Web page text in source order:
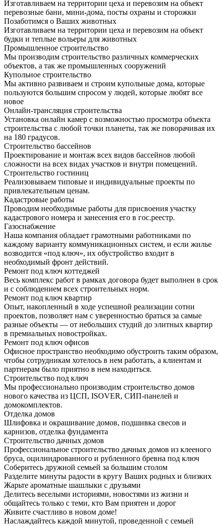
Изготавливаем на территории цеха и перевозим на объект
перевозные бани, мини-дома, посты охраны и сторожки
Позаботимся о Ваших животных
Изготавливаем на территории цеха и перевозим на объект
будки и теплые вольеры для животных
Промышленное строительство
Мы производим строительство различных коммерческих
объектов, а так же промышленных сооружений
Купольное строительство
Мы активно развиваем и строим купольные дома, которые
пользуются большим спросом у людей, которые любят все
новое
Онлайн-трансляция строительства
Установка онлайн камер с возможностью просмотра объекта
строительства с любой точки планеты, так же поворачивая их
на 180 градусов.
Строительство бассейнов
Проектирование и монтаж всех видов бассейнов любой
сложности на всех видах участков и внутри помещений.
Строительство гостиниц
Реализовываем типовые и индивидуальные проекты по
привлекательным ценам.
Кадастровые работы
Проводим необходимые работы для присвоения участку
кадастрового номера и занесения его в гос.реестр.
Газоснабжение
Наша компания обладает грамотными работниками по
каждому варианту коммуникационных систем, и если жилье
возводится «под ключ», их обустройство входит в
необходимый фронт действий.
Ремонт под ключ коттеджей
Весь комплекс работ в рамках договора будет выполнен в срок
и с соблюдением всех строительных норм.
Ремонт под ключ квартир
Опыт, накопленный в ходе успешной реализации сотни
проектов, позволяет нам с уверенностью браться за самые
разные объекты — от небольших студий до элитных квартир
в премиальных новостройках.
Ремонт под ключ офисов
Офисное пространство необходимо обустроить таким образом,
чтобы сотрудникам хотелось в нем работать, а клиентам и
партнерам было приятно в нем находиться.
Строительство под ключ
Мы профессионально производим строительство домов
нового качества из ЦСП, ISOVER, СИП-панелей и
домокомплектов.
Отделка домов
Шлифовка и окрашивание домов, подшивка свесов и
карнизов, отделка фундамента
Строительство дачных домов
Профессиональное строительство дачных домов из клееного
бруса, оцилиндрованного и рубленного бревна под ключ
Соберитесь дружной семьей за большим столом
Разделите минуты радости в кругу Ваших родных и близких
Жарьте ароматные шашлыки с друзьями
Делитесь веселыми историями, новостями из жизни и
общайтесь только с теми, кто Вам приятен и дорог
Живите счастливо в новом доме!
Наслаждайтесь каждой минутой, проведенной с семьей